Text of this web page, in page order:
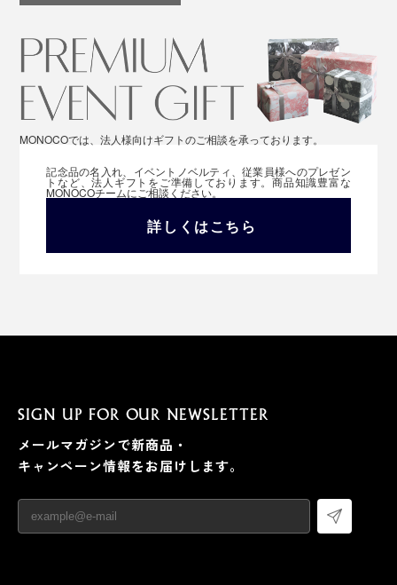
“重炭酸湯”で、汚れスッキリ、肌しっとりの気持ちいい
MONOCOでは、法人様向けギフトのご相談を承っております。
記念品の名入れ、イベントノベルティ、従業員様へのプレゼン
トなど、法人ギフトをご準備しております。商品知識豊富な
MONOCOチームにご相談ください。
詳しくはこちら
SIGN UP FOR OUR NEWSLETTER
メールマガジンで新商品・
キャンペーン情報をお届けします。